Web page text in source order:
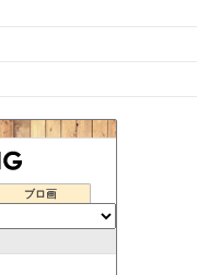
ブロ画